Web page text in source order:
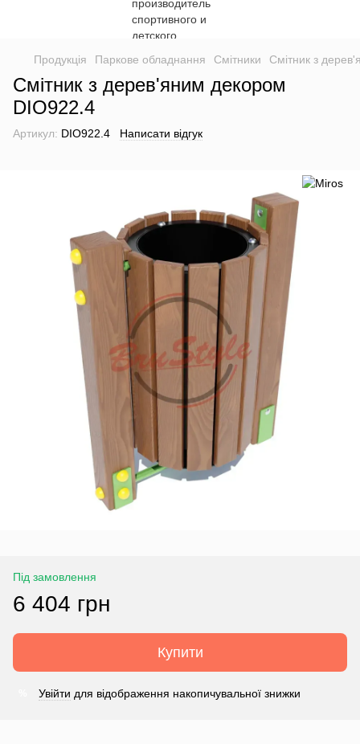
Продукція Паркове обладнання Смітники Смітник з
Смітник з дерев'яним декором
DIO922.4
Артикул: DIO922.4 Написати відгук
Під замовлення
6 404 грн
Купити
Увійти для відображення накопичувальної знижки